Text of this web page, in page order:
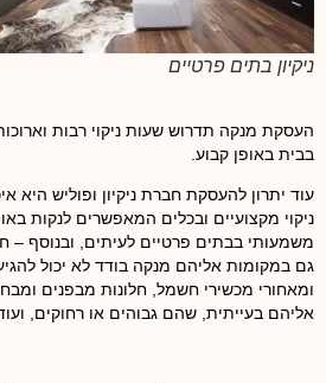
ניקיון בתים פרטיים
העסקת מנקה תדרוש שעות ניקוי רבות
בבית באופן קבוע.
עוד יתרון להעסקת חברת ניקיון ופוליש היא
ניקוי מקצועיים ובכלים המאפשרים לנקות
משמעותי בבתים פרטיים לעיתים, ובנוסף –
גם במקומות אליהם מנקה בודד לא יכול
ומאחורי מכשירי חשמל, חלונות מבפנים
אליהם בעייתית, שהם גבוהים או רחוקים,